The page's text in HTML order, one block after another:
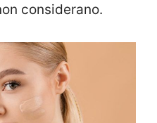
considerano.